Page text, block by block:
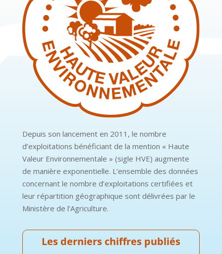
Depuis son lancement en 2011, le nombre
d’exploitations bénéficiant de la mention « Haute
Valeur Environnementale » (sigle HVE) augmente
de manière exponentielle. L’ensemble des données
concernant le nombre d’exploitations certifiées et
leur répartition géographique sont délivrées par le
Ministère de l’Agriculture.
Les derniers chiffres publiés